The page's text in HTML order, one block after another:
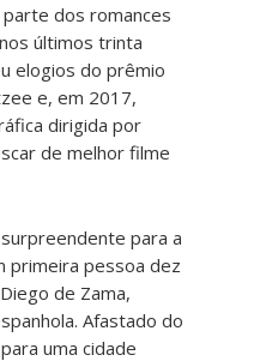
dos romances
últimos trinta
elogios do prêmio
e, em 2017,
dirigida por
de melhor filme
para a
primeira pessoa dez
de Zama,
Afastado do
uma cidade